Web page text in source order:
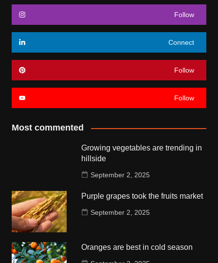
Follow
Connect
Follow
Follow
Most commented
Growing vegetables are trending in
hillside
September 2, 2025
Purple grapes took the fruits market
September 2, 2025
Oranges are best in cold season